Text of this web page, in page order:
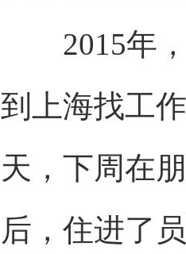
2015年，
到上海找工
天，下周在
后，住进了